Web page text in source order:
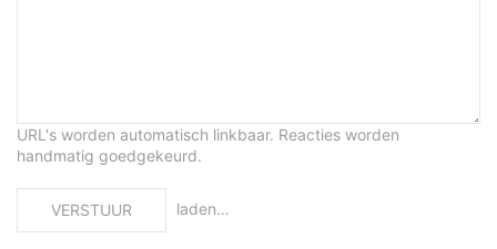
URL's worden automatisch linkbaar. Reacties worden
handmatig goedgekeurd.
VERSTUUR laden…